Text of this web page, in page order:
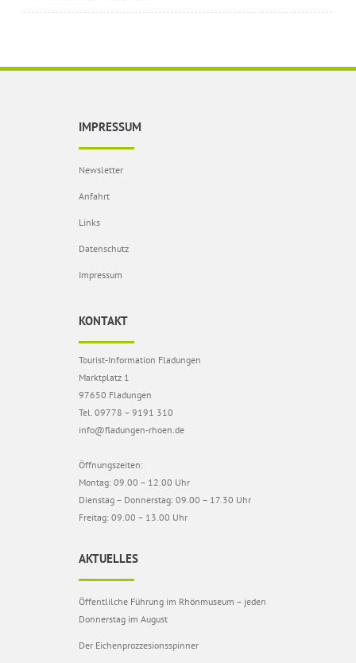
IMPRESSUM
Newsletter
Anfahrt
Links
Datenschutz
Impressum
KONTAKT
Tourist-Information Fladungen
Marktplatz 1
97650 Fladungen
Tel. 09778 – 9191 310
info@fladungen-rhoen.de
Öffnungszeiten:
Montag: 09.00 – 12.00 Uhr
Dienstag – Donnerstag: 09.00 – 17.30 Uhr
Freitag: 09.00 – 13.00 Uhr
AKTUELLES
Öffentlilche Führung im Rhönmuseum – jeden
Donnerstag im August
Der Eichenprozzesionsspinner